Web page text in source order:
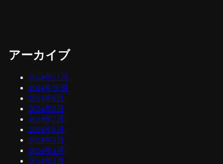
アーカイブ
2024年11月
2024年10月
2024年9月
2024年8月
2024年7月
2024年6月
2024年5月
2024年4月
2024年3月